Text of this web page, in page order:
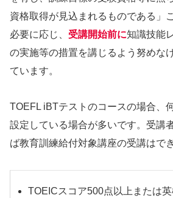
資格取得が見込まれるものである」
必要に応じ、 受講開始前に知識技能
の実施等の措置を講じるよう努めな
ています。
TOEFL iBTテストのコースの場合、
設定している場合が多いです。受講
ば教育訓練給付対象講座の受講はで
TOEICスコア500点以上または英